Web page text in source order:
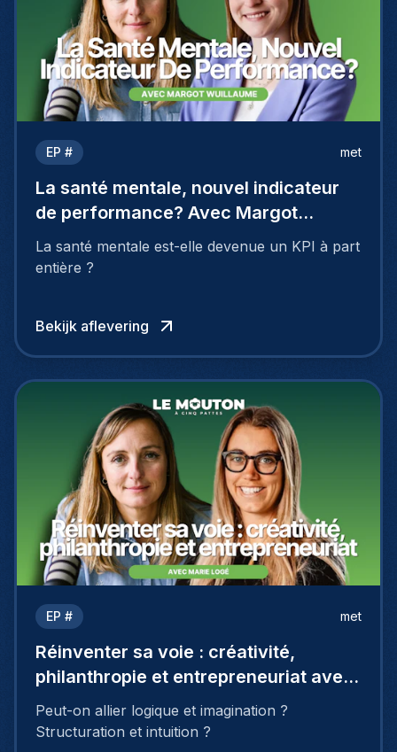
EP # met
La santé mentale, nouvel indicateur
de performance? Avec Margot
Wuillaume
La santé mentale est-elle devenue un KPI à part
entière ?
Bekijk aflevering
EP # met
Réinventer sa voie : créativité,
philanthropie et entrepreneuriat avec
Marie Logé
Peut-on allier logique et imagination ?
Structuration et intuition ?